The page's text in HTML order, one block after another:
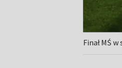
Finał MŚ